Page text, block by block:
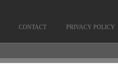
CONTACT PRIVACY POLICY